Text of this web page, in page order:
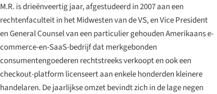
M.R. is drieënveertig jaar, afgestudeerd in 2007 aan een
rechtenfaculteit in het Midwesten van de VS, en Vice President
en General Counsel van een particulier gehouden Amerikaans e-
commerce-en-SaaS-bedrijf dat merkgebonden
consumentengoederen rechtstreeks verkoopt en ook een
checkout-platform licenseert aan enkele honderden kleinere
handelaren. De jaarlijkse omzet bevindt zich in de lage negen